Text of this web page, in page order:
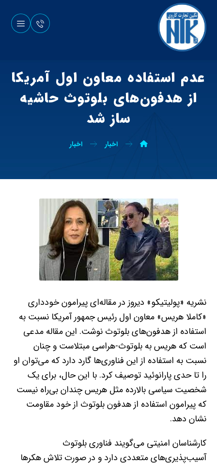
عدم استفاده معاون اول آمریکا
از هدفون‌های بلوتوث حاشیه
ساز شد
اخبار اخبار
نشریه «پولیتیکو» دیروز در مقاله‌ای پیرامون خودداری
«کاملا هریس» معاون اول رئیس جمهور آمریکا نسبت به
استفاده از هدفون‌های بلوتوث نوشت. این مقاله مدعی
است که هریس به بلوتوث-هراسی مبتلاست و چنان
نسبت به استفاده از این فناوری‌ها گارد دارد که می‌توان او
را تا حدی پارانوئید توصیف کرد. با این حال، برای یک
شخصیت سیاسی بالارده مثل هریس چندان بی‌راه نیست
که پیرامون استفاده از هدفون بلوتوث از خود مقاومت
نشان دهد.
کارشناسان امنیتی می‌گویند فناوری بلوتوث
آسیب‌پذیری‌های متعددی دارد و در صورت تلاش هکرها